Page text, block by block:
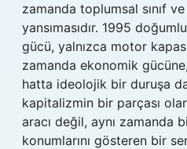
zamanda toplumsal sınıf
yansımasıdır. 1995
gücü, yalnızca motor
zamanda ekonomik
hatta ideolojik bir duruşa
kapitalizmin bir parçası
aracı değil, aynı zamanda
konumlarını gösteren bir